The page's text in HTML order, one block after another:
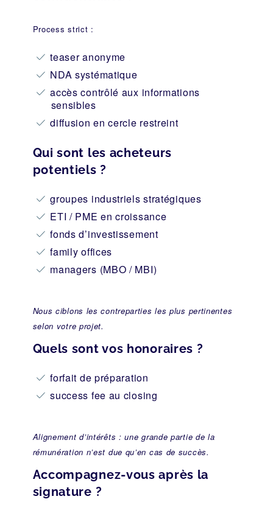
Process strict :
teaser anonyme
NDA systématique
accès contrôlé aux informations
sensibles
diffusion en cercle restreint
Qui sont les acheteurs
potentiels ?
groupes industriels stratégiques
ETI / PME en croissance
fonds d’investissement
family offices
managers (MBO / MBI)
Nous ciblons les contreparties les plus pertinentes
selon votre projet.
Quels sont vos honoraires ?
forfait de préparation
success fee au closing
Alignement d’intérêts : une grande partie de la
rémunération n’est due qu’en cas de succès.
Accompagnez-vous après la
signature ?